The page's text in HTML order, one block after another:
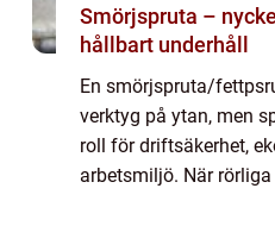
Smörjspruta –
hållbart underhåll
En smörjspruta/
verktyg på ytan, men
roll för driftsäkerhet,
arbetsmiljö. När